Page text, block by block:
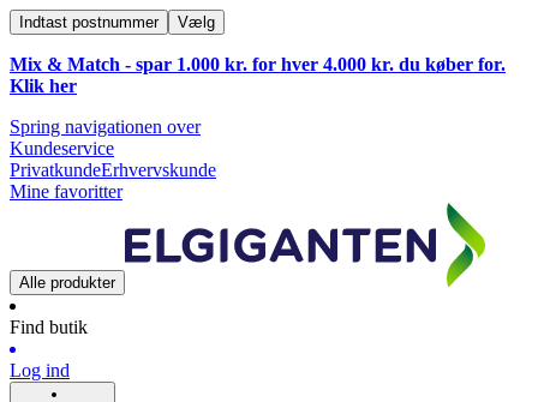
Indtast postnummer Vælg
Mix & Match - spar 1.000 kr. for hver 4.000 kr. du køber for.
Klik her
Spring navigationen over
Kundeservice
PrivatkundeErhvervskunde
Mine favoritter
Alle produkter
Find butik
Log ind